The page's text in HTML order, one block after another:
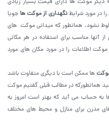
دیگر موکت ها دارای قیمت بسیار زیادی
در مورد شرایطنگهداری از موکت ها جویا
نشود. همانطور که میدانی موکت های
آنها مناسب برای استفاده در هر مکانی
اطلاعات را در مورد مکان های مورد
ها ممکن است با دیگری متفاوت باشد
همانطورکه در مطالب قبلی گفتیم موکت
به حساب می آید که بهتر است امروز به
مدرن برای منازل و محیط های مختلف